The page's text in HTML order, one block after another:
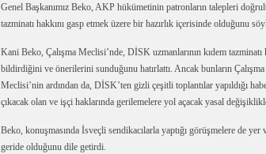
Genel Başkanımız Beko, AKP hükümetinin patronların talepleri
tazminatı hakkını gasp etmek üzere bir hazırlık içerisinde olduğunu
Kani Beko, Çalışma Meclisi’nde, DİSK uzmanlarının kıdem
bildirdiğini ve önerilerini sunduğunu hatırlattı. Ancak bunların
Meclisi’nin ardından da, DİSK’ten gizli çeşitli toplantılar yapıldığı
çıkacak olan ve işçi haklarında gerilemelere yol açacak yasal
Beko, konuşmasında İsveçli sendikacılarla yaptığı görüşmelere de
geride olduğunu dile getirdi.